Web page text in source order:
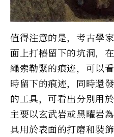
值得注意的是，考古學
面上打樁留下的坑洞，
繩索勒緊的痕迹，可以
時留下的痕迹，同時還
的工具，可看出分別用
主要以玄武岩或黑曜岩
具用於表面的打磨和裝